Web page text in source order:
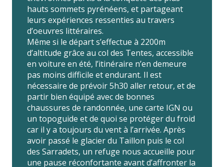
hauts sommets pyrénéens, et partageant
leurs expériences ressenties au travers
d’oeuvres littéraires.
Même si le départ s’effectue à 2200m
d’altitude grâce au col des Tentes, accessible
en voiture en été, l’itinéraire n’en demeure
pas moins difficile et endurant. Il est
nécessaire de prévoir 5h30 aller retour, et de
partir bien équipé avec de bonnes
chaussures de randonnée, une carte IGN ou
un topoguide et de quoi se protéger du froid
car il y a toujours du vent à l’arrivée. Après
avoir passé le glacier du Taillon puis le col
des Sarradets, un refuge nous accueille pour
une pause réconfortante avant d’affronter la